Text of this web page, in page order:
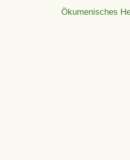
Ökumenisches